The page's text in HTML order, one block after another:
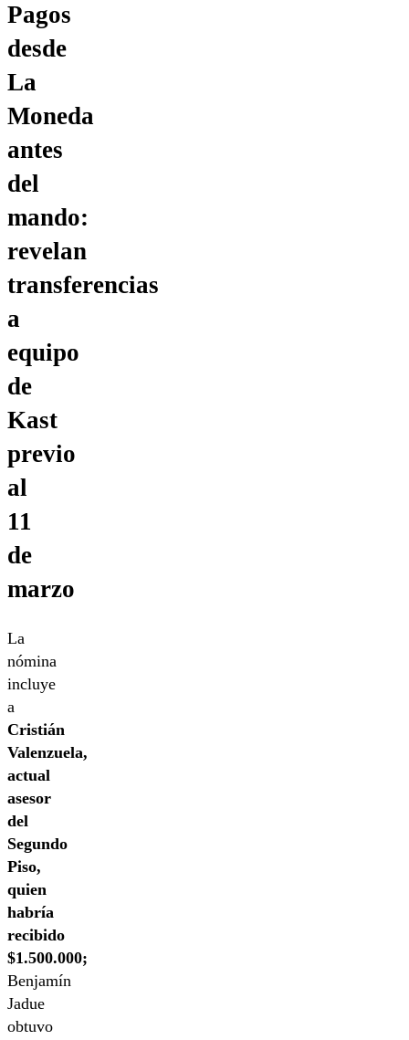
Pagos
desde
La
Moneda
antes
del
mando:
revelan
transferencias
a
equipo
de
Kast
previo
al
11
de
marzo
La
nómina
incluye
a
Cristián
Valenzuela,
actual
asesor
del
Segundo
Piso,
quien
habría
recibido
$1.500.000;
Benjamín
Jadue
obtuvo